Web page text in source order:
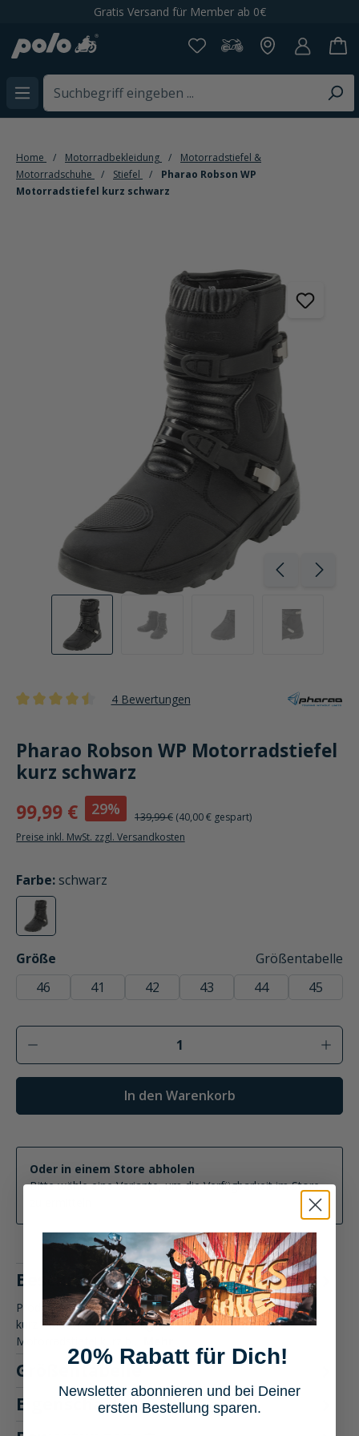
Gratis Versand für Member ab 0€
Home Motorradbekleidung
Motorradstiefel &
Motorradschuhe
Stiefel
Pharao Robson WP
Motorradstiefel kurz schwarz
4 Bewertungen
Pharao Robson WP Motorradstiefel
kurz schwarz
99,99 €
29% 139,99 € (40,00 € gespart)
Preise inkl. MwSt. zzgl. Versandkosten
Farbe
auswählen
: schwarz
schwarz
(Diese Option ist zurzeit nicht verfügbar.)
Größe
auswählen
Größentabelle
46
41 42 43 44 45
Produkt Anzahl: Gib den gewünschten
In den Warenkorb
Oder in einem Store abholen
Bitte wähle eine Variante, um die Verfügbarkeit im Store
Beschreibung
Produktbeschreibung: Pharao Robson WP Motorradstiefel
kurz - Motorradbekleidung Die Pharao Robson WP
Motorradstiefel kurz b…
Größentabelle
Eigenschaften
20% Rabatt für Dich!
Newsletter abonnieren und bei Deiner
ersten Bestellung sparen.